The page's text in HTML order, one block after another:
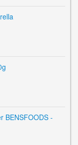
BENSFOODS -